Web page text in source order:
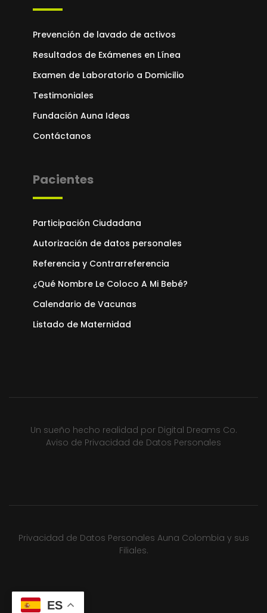
Prevención de lavado de activos
Resultados de Exámenes en Línea
Examen de Laboratorio a Domicilio
Testimoniales
Fundación Auna Ideas
Contáctanos
Pacientes
Participación Ciudadana
Autorización de datos personales
Referencia y Contrarreferencia
¿Qué Nombre Le Coloco A Mi Bebé?
Calendario de Vacunas
Listado de Maternidad
Un sueño hecho realidad por Digital Dreams Co.
Aviso de Privacidad de Datos Personales
Privacidad de Datos Personales Auna Colombia y sus
Filiales.
ES